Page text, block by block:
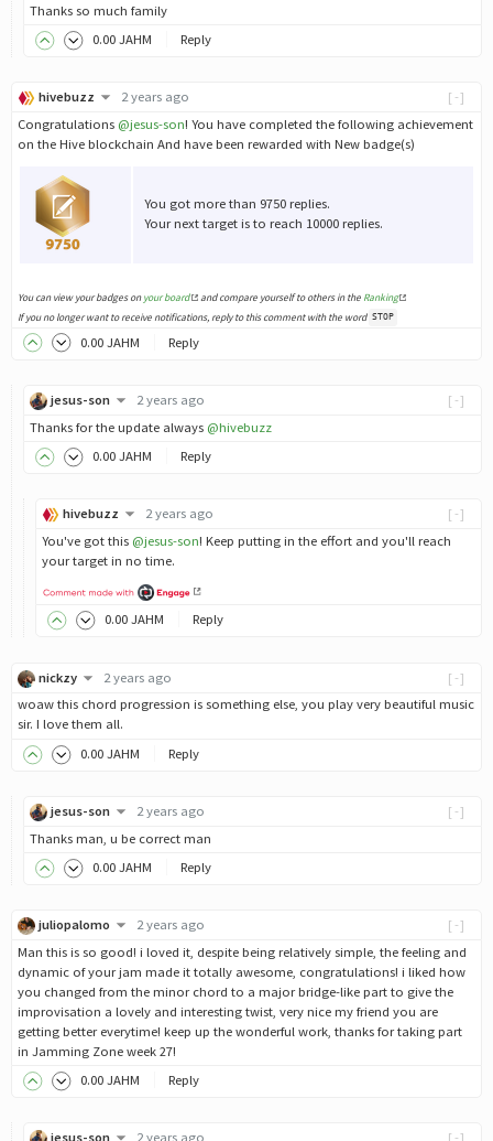
Thanks so much family
0.00 JAHM Reply
[-]
hivebuzz
2 years ago
Congratulations @jesus-son! You have completed the following achievement
on the Hive blockchain And have been rewarded with New badge(s)
You got more than 9750 replies.
Your next target is to reach 10000 replies.
You can view your badges onyour board and compare yourself to others in the Ranking
If you no longer want to receive notifications, reply to this comment with the word STOP
0.00 JAHM Reply
[-]
jesus-son
2 years ago
Thanks for the update always @hivebuzz
0.00 JAHM Reply
[-]
hivebuzz
2 years ago
You've got this @jesus-son! Keep putting in the effort and you'll reach
your target in no time.
0.00 JAHM Reply
[-]
nickzy
2 years ago
woaw this chord progression is something else, you play very beautiful music
sir. I love them all.
0.00 JAHM Reply
[-]
jesus-son
2 years ago
Thanks man, u be correct man
0.00 JAHM Reply
[-]
juliopalomo
2 years ago
Man this is so good! i loved it, despite being relatively simple, the feeling and
dynamic of your jam made it totally awesome, congratulations! i liked how
you changed from the minor chord to a major bridge-like part to give the
improvisation a lovely and interesting twist, very nice my friend you are
getting better everytime! keep up the wonderful work, thanks for taking part
in Jamming Zone week 27!
0.00 JAHM Reply
[-]
jesus-son 2 years ago